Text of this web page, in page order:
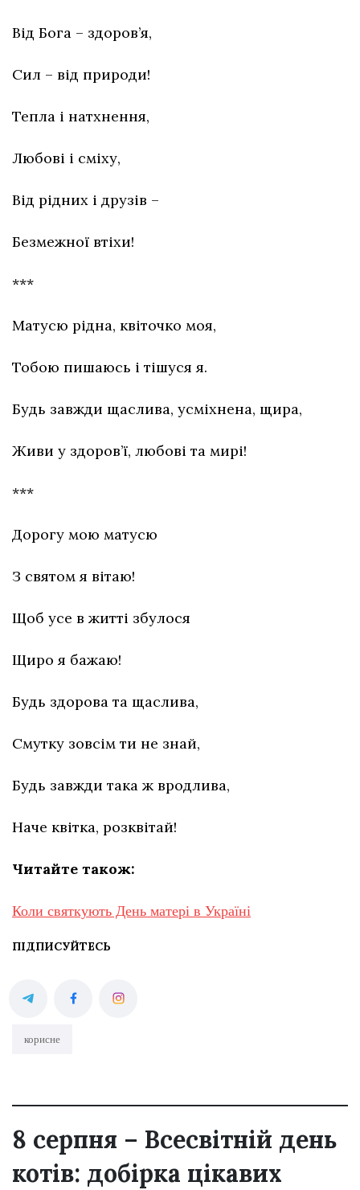
Від Бога – здоров’я,
Сил – від природи!
Тепла і натхнення,
Любові і сміху,
Від рідних і друзів –
Безмежної втіхи!
***
Матусю рідна, квіточко моя,
Тобою пишаюсь і тішуся я.
Будь завжди щаслива, усміхнена, щира,
Живи у здоров’ї, любові та мирі!
***
Дорогу мою матусю
З святом я вітаю!
Щоб усе в житті збулося
Щиро я бажаю!
Будь здорова та щаслива,
Смутку зовсім ти не знай,
Будь завжди така ж вродлива,
Наче квітка, розквітай!
Читайте також:
Коли святкують День матері в Україні
ПІДПИСУЙТЕСЬ
корисне
8 серпня – Всесвітній день
котів: добірка цікавих